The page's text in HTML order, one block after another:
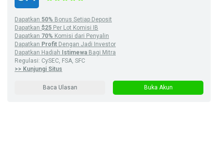
Dapatkan 50% Bonus Setiap Deposit
Dapatkan $25 Per Lot Komisi IB
Dapatkan 70% Komisi dari Penyalin
Dapatkan Profit Dengan Jadi Investor
Dapatkan Hadiah
Istimewa Bagi Mitra
Regulasi: CySEC, FSA, SFC
>> Kunjungi Situs
Baca Ulasan Buka Akun